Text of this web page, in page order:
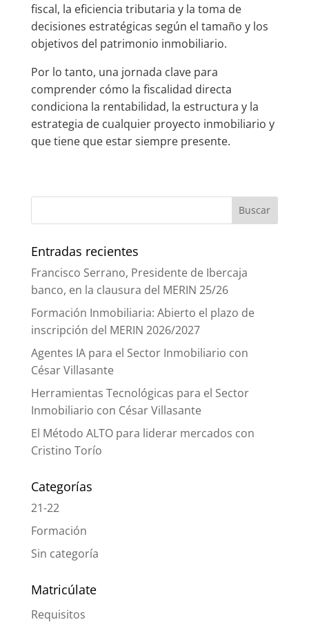
fiscal, la eficiencia tributaria y la toma de
decisiones estratégicas según el tamaño y los
objetivos del patrimonio inmobiliario.
Por lo tanto, una jornada clave para
comprender cómo la fiscalidad directa
condiciona la rentabilidad, la estructura y la
estrategia de cualquier proyecto inmobiliario y
que tiene que estar siempre presente.
Entradas recientes
Francisco Serrano, Presidente de Ibercaja
banco, en la clausura del MERIN 25/26
Formación Inmobiliaria: Abierto el plazo de
inscripción del MERIN 2026/2027
Agentes IA para el Sector Inmobiliario con
César Villasante
Herramientas Tecnológicas para el Sector
Inmobiliario con César Villasante
El Método ALTO para liderar mercados con
Cristino Torío
Categorías
21-22
Formación
Sin categoría
Matricúlate
Requisitos